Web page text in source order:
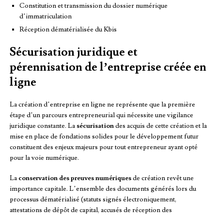
Constitution et transmission du dossier numérique
d’immatriculation
Réception dématérialisée du Kbis
Sécurisation juridique et
pérennisation de l’entreprise créée en
ligne
La création d’entreprise en ligne ne représente que la première
étape d’un parcours entrepreneurial qui nécessite une vigilance
juridique constante. La sécurisationdes acquis de cette création et la
mise en place de fondations solides pour le développement futur
constituent des enjeux majeurs pour tout entrepreneur ayant opté
pour la voie numérique.
La conservation des preuves numériquesde création revêt une
importance capitale. L’ensemble des documents générés lors du
processus dématérialisé (statuts signés électroniquement,
attestations de dépôt de capital, accusés de réception des